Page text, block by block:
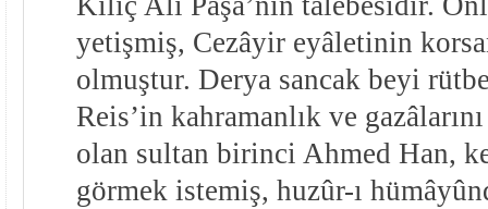
yetişmiş, Cezâyir eyâletinin
olmuştur. Derya sancak beyi
Reis’in kahramanlık ve
olan sultan birinci Ahmed Han,
görmek istemiş, huzûr-ı